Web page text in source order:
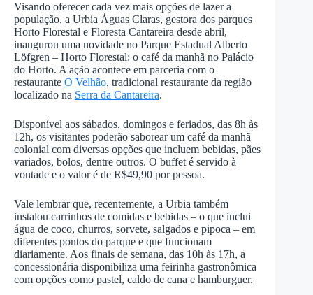
Visando oferecer cada vez mais opções de lazer a
população, a Urbia Águas Claras, gestora dos parques
Horto Florestal e Floresta Cantareira desde abril,
inaugurou uma novidade no Parque Estadual Alberto
Löfgren – Horto Florestal: o café da manhã no Palácio
do Horto. A ação acontece em parceria com o
restaurante O Velhão, tradicional restaurante da região
localizado na Serra da Cantareira.
Disponível aos sábados, domingos e feriados, das 8h às
12h, os visitantes poderão saborear um café da manhã
colonial com diversas opções que incluem bebidas, pães
variados, bolos, dentre outros. O buffet é servido à
vontade e o valor é de R$49,90 por pessoa.
Vale lembrar que, recentemente, a Urbia também
instalou carrinhos de comidas e bebidas – o que inclui
água de coco, churros, sorvete, salgados e pipoca – em
diferentes pontos do parque e que funcionam
diariamente. Aos finais de semana, das 10h às 17h, a
concessionária disponibiliza uma feirinha gastronômica
com opções como pastel, caldo de cana e hamburguer.